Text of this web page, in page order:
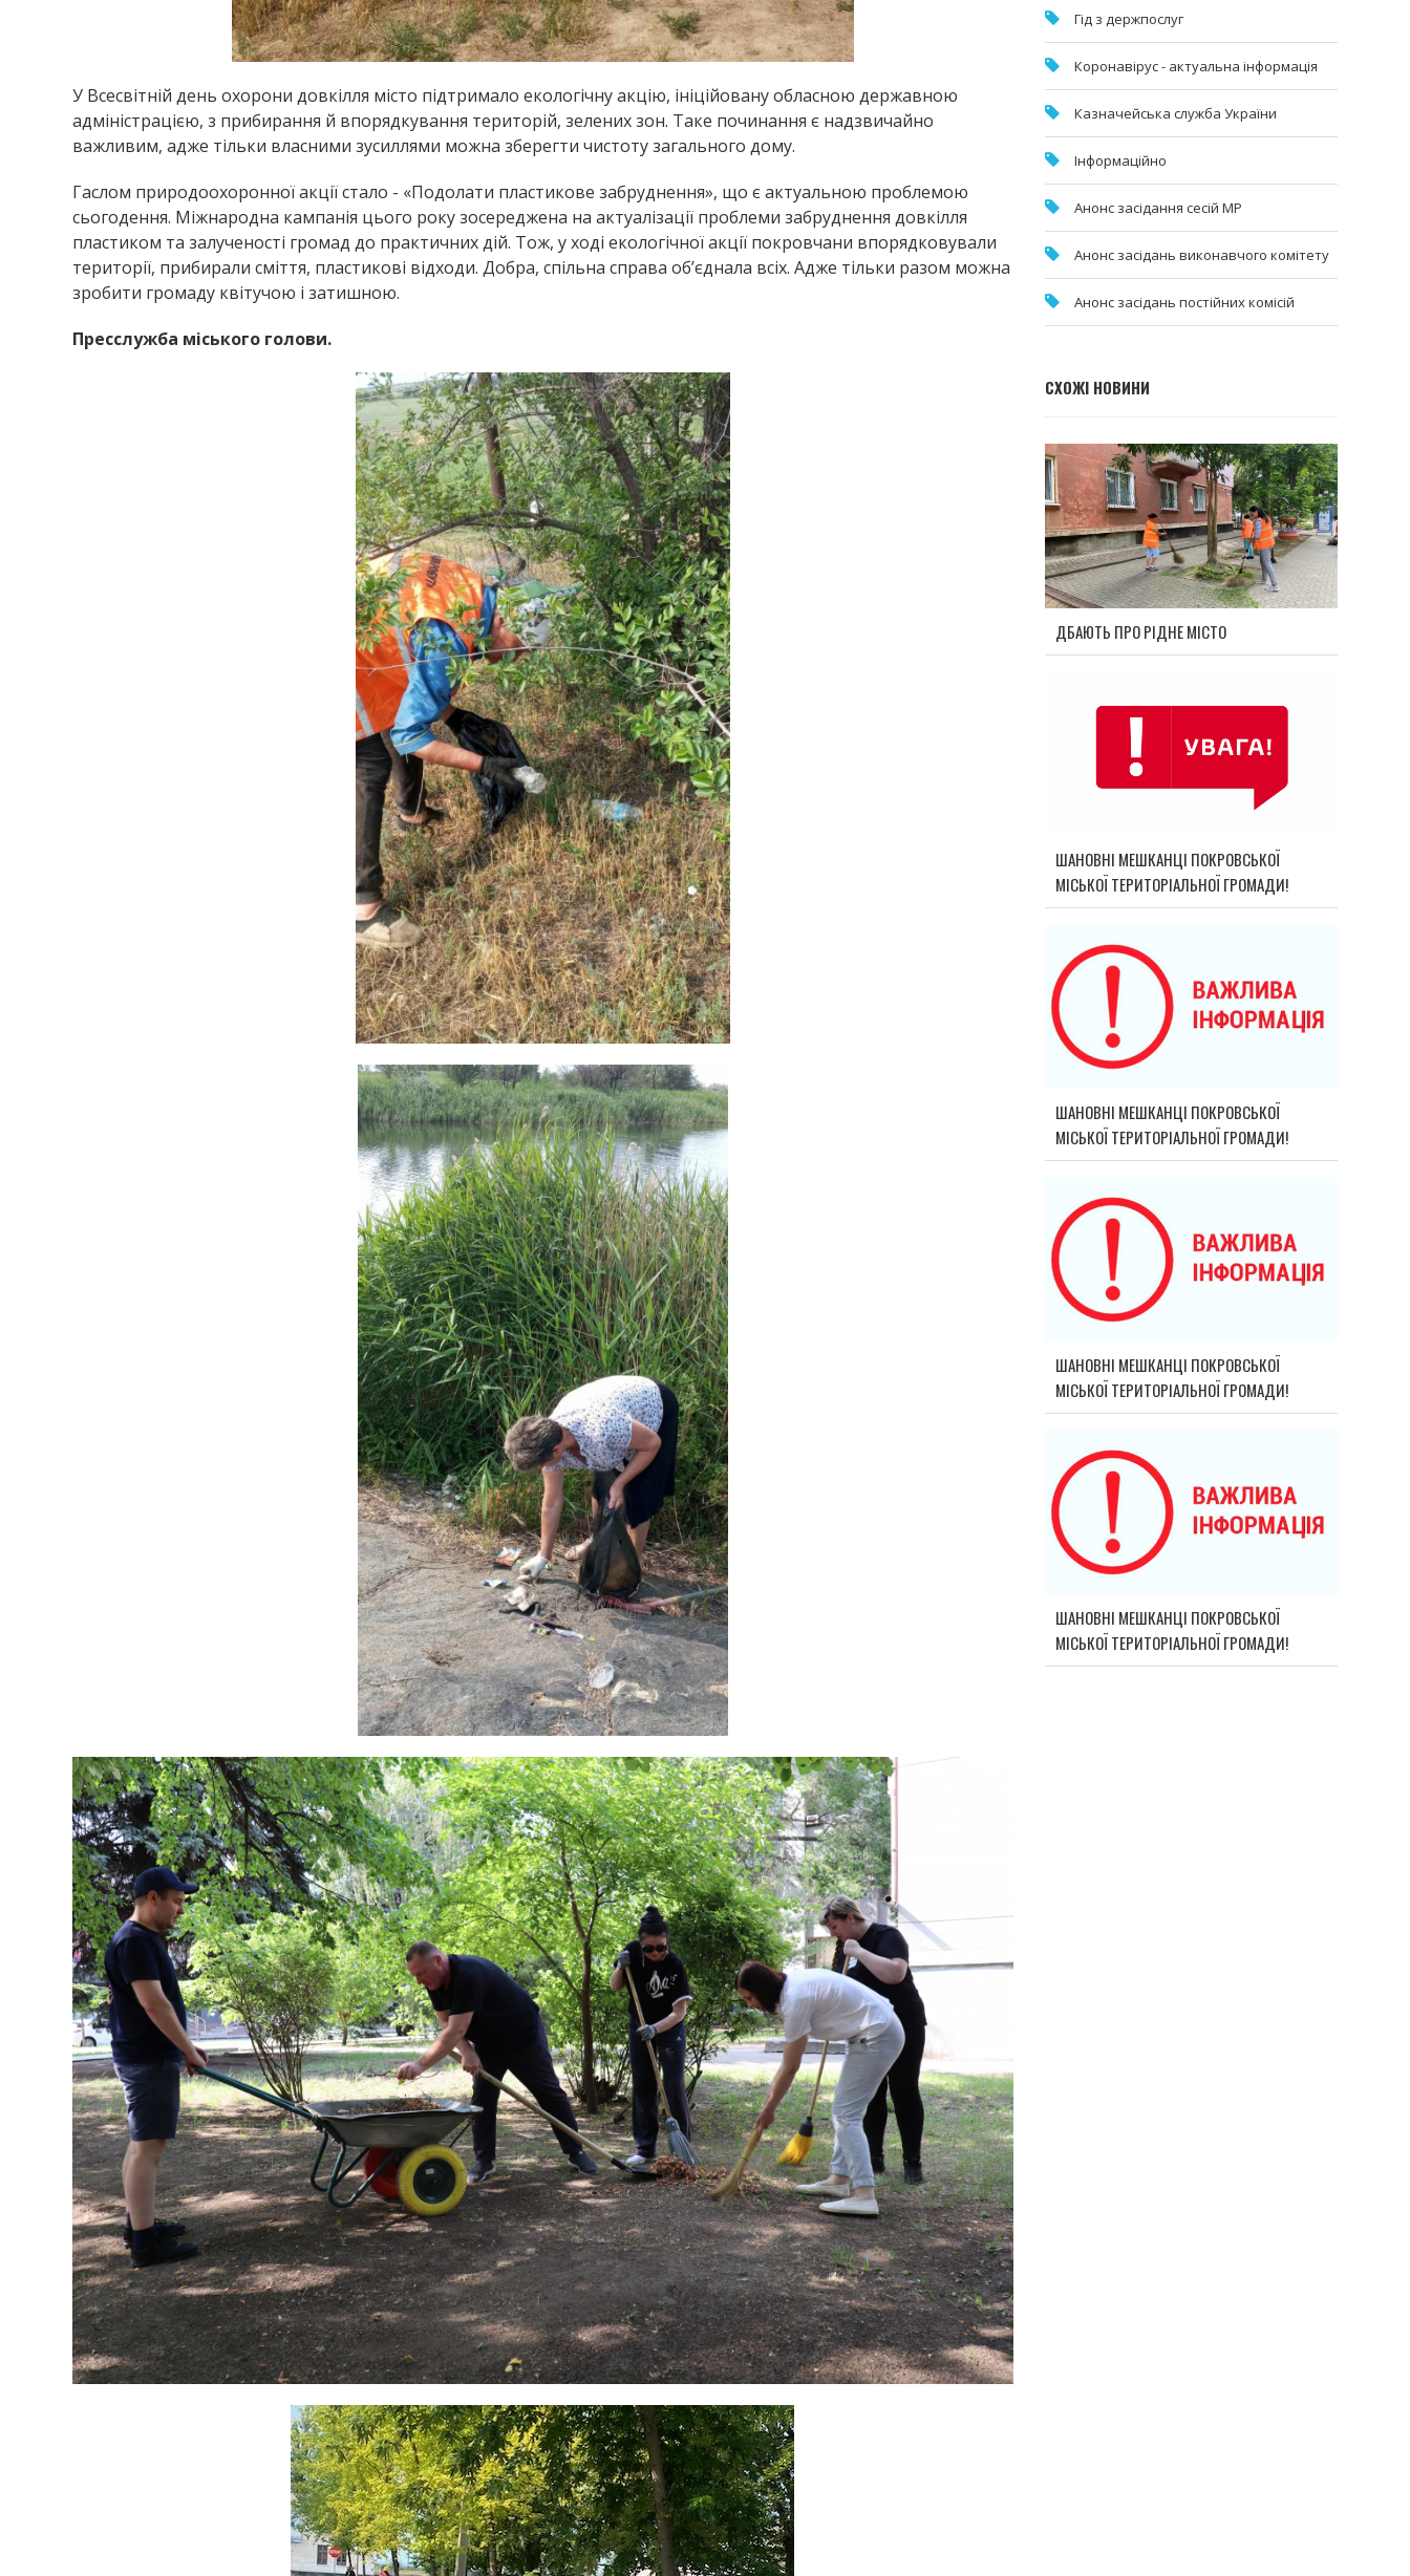
У Всесвітній день охорони довкілля місто підтримало екологічну акцію, ініційовану обласною державною
адміністрацією, з прибирання й впорядкування територій, зелених зон. Таке починання є надзвичайно
важливим, адже тільки власними зусиллями можна зберегти чистоту загального дому.
Гаслом природоохоронної акції стало - «Подолати пластикове забруднення», що є актуальною проблемою
сьогодення. Міжнародна кампанія цього року зосереджена на актуалізації проблеми забруднення довкілля
пластиком та залученості громад до практичних дій. Тож, у ході екологічної акції покровчани впорядковували
території, прибирали сміття, пластикові відходи. Добра, спільна справа об’єднала всіх. Адже тільки разом можна
зробити громаду квітучою і затишною.
Пресслужба міського голови.
Гід з держпослуг
Коронавірус - актуальна інформація
Казначейська служба України
Інформаційно
Анонс засідання сесій МР
Анонс засідань виконавчого комітету
Анонс засідань постійних комісій
СХОЖІ НОВИНИ
ДБАЮТЬ ПРО РІДНЕ МІСТО
ШАНОВНІ МЕШКАНЦІ ПОКРОВСЬКОЇ
МІСЬКОЇ ТЕРИТОРІАЛЬНОЇ ГРОМАДИ!
ШАНОВНІ МЕШКАНЦІ ПОКРОВСЬКОЇ
МІСЬКОЇ ТЕРИТОРІАЛЬНОЇ ГРОМАДИ!
ШАНОВНІ МЕШКАНЦІ ПОКРОВСЬКОЇ
МІСЬКОЇ ТЕРИТОРІАЛЬНОЇ ГРОМАДИ!
ШАНОВНІ МЕШКАНЦІ ПОКРОВСЬКОЇ
МІСЬКОЇ ТЕРИТОРІАЛЬНОЇ ГРОМАДИ!